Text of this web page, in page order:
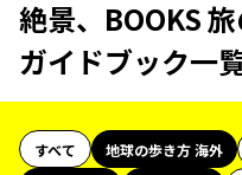
絶景、BOOKS
ガイドブック一
すべて 地球の歩き方 海外